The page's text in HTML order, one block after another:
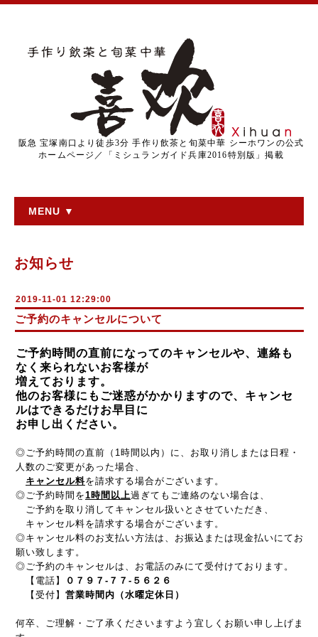
阪急 宝塚南口より徒歩3分 手作り飲茶と旬菜中華 シーホワンの公式
ホームページ／「ミシュランガイド兵庫2016特別版」掲載
MENU ▼
お知らせ
2019-11-01 12:29:00
ご予約のキャンセルについて
ご予約時間の直前になってのキャンセルや、連絡も
なく来られないお客様が
増えております。
他のお客様にもご迷惑がかかりますので、キャンセ
ルはできるだけお早目に
お申し出ください。
◎ご予約時間の直前（1時間以内）に、お取り消しまたは日程・
人数のご変更があった場合、
キャンセル料を請求する場合がございます。
◎ご予約時間を1時間以上過ぎてもご連絡のない場合は、
ご予約を取り消してキャンセル扱いとさせていただき、
キャンセル料を請求する場合がございます。
◎キャンセル料のお支払い方法は、お振込または現金払いにてお
願い致します。
◎ご予約のキャンセルは、お電話のみにて受付けております。
【電話】
０７９７-７７-５６２６
【受付】 営業時間内（水曜定休日）
何卒、ご理解・ご了承くださいますよう宜しくお願い申し上げま